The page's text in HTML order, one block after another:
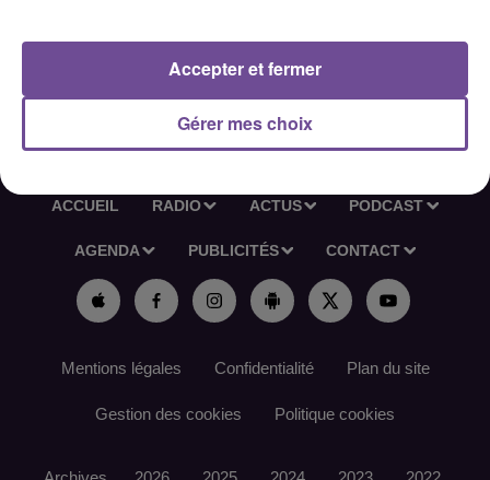
Référence France Travail : 185VJMS
ACCUEIL RADIO ACTUS PODCAST
AGENDA PUBLICITÉS CONTACT
Mentions légales Confidentialité Plan du site
Gestion des cookies Politique cookies
Gérer mes choix
Accepter et fermer